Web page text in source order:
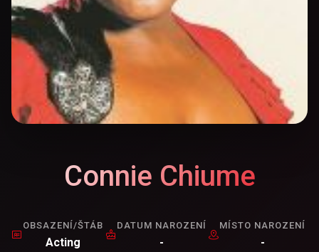
Connie Chiume
OBSAZENÍ/ŠTÁB
Acting
DATUM NAROZENÍ
-
MÍSTO NAROZENÍ
-